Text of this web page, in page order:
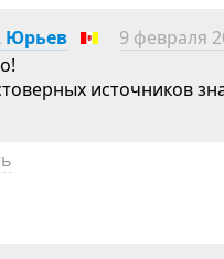
Юрьев 9 февраля
источников